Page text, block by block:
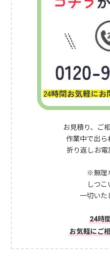
お見積り、ご
作業中で出ら
折り返しお電
※無理
しつ
一切いた
24時
お気軽にご